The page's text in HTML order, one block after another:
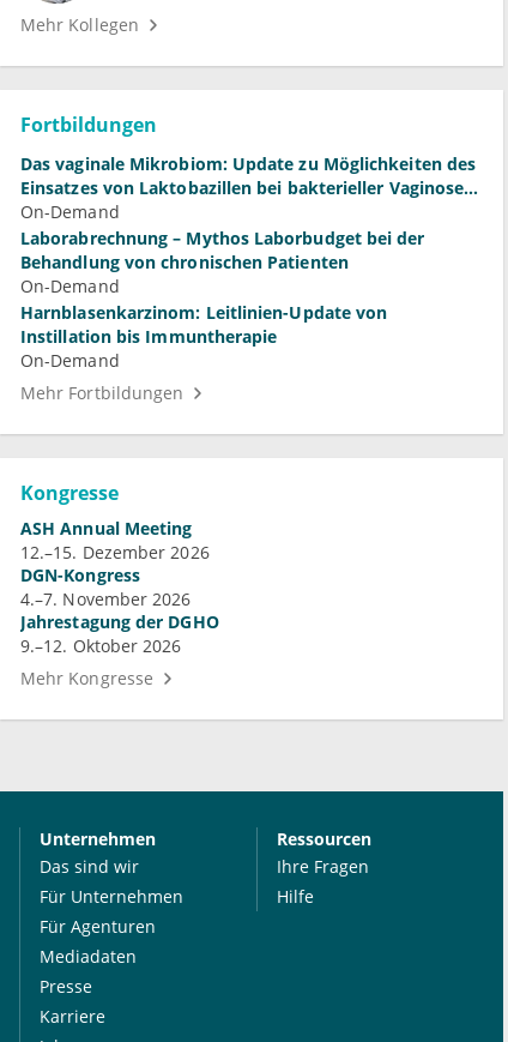
Mehr Kollegen
Fortbildungen
Das vaginale Mikrobiom: Update zu Möglichkeiten des
Einsatzes von Laktobazillen bei bakterieller Vaginose
und Vulvovaginalkandidose
On-Demand
Laborabrechnung – Mythos Laborbudget bei der
Behandlung von chronischen Patienten
On-Demand
Harnblasenkarzinom: Leitlinien-Update von
Instillation bis Immuntherapie
On-Demand
Mehr Fortbildungen
Kongresse
ASH Annual Meeting
12.–15. Dezember 2026
DGN-Kongress
4.–7. November 2026
Jahrestagung der DGHO
9.–12. Oktober 2026
Mehr Kongresse
Unternehmen
Das sind wir
Für Unternehmen
Für Agenturen
Mediadaten
Presse
Karriere
Ressourcen
Ihre Fragen
Hilfe